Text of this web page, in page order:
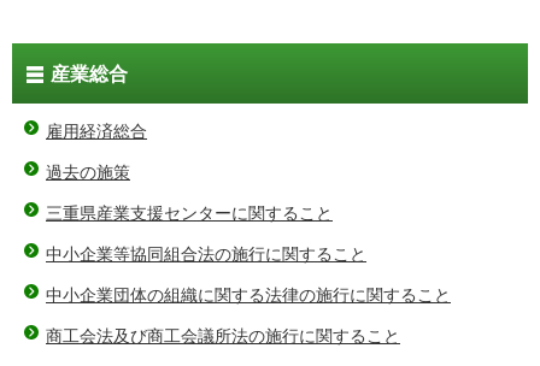
産業総合
雇用経済総合
過去の施策
三重県産業支援センターに関すること
中小企業等協同組合法の施行に関すること
中小企業団体の組織に関する法律の施行に関すること
商工会法及び商工会議所法の施行に関すること